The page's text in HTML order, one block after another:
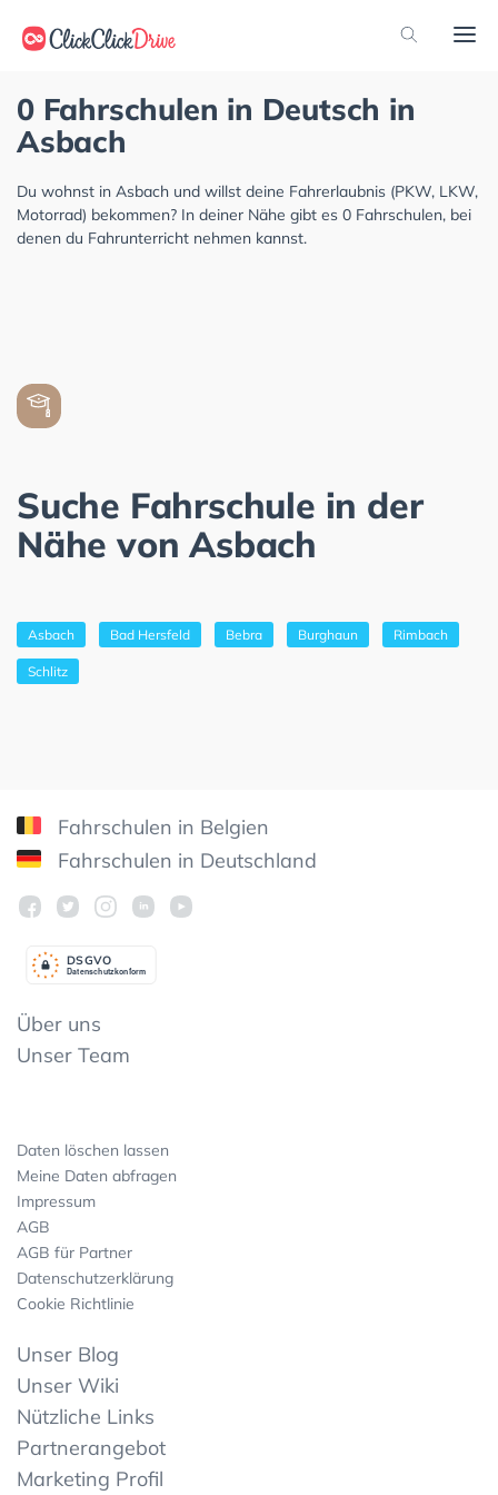
0 Fahrschulen in Deutsch in
Asbach
Du wohnst in Asbach und willst deine Fahrerlaubnis (PKW, LKW,
Motorrad) bekommen? In deiner Nähe gibt es 0 Fahrschulen, bei
denen du Fahrunterricht nehmen kannst.
Suche Fahrschule in der
Nähe von Asbach
Asbach Bad Hersfeld Bebra Burghaun Rimbach
Schlitz
Fahrschulen in Belgien
Fahrschulen in Deutschland
Datenschutzkonform
DSGVO
Über uns
Unser Team
Daten löschen lassen
Meine Daten abfragen
Impressum
AGB
AGB für Partner
Datenschutzerklärung
Cookie Richtlinie
Unser Blog
Unser Wiki
Nützliche Links
Partnerangebot
Marketing Profil